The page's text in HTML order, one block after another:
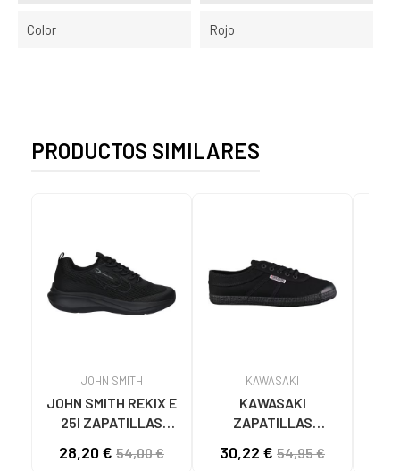
Color Rojo
PRODUCTOS SIMILARES
JOHN SMITH
JOHN SMITH REKIX E
25I ZAPATILLAS
NEGRO NEGRO
28,20 € 54,00 €
KAWASAKI
KAWASAKI
ZAPATILLAS
CANVAS K192495
30,22 € 54,95 €